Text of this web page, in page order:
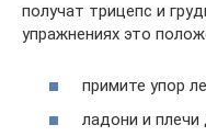
получат трицепс и
упражнениях это
примите упор
ладони и